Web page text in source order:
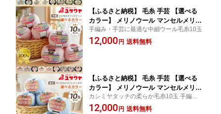
【ふるさと納税】 毛糸 手芸 【選べる
カラー】 メリノウール マンセルメリノ
クイーン マンセルメリノメランジクイ
ーン（中細） 10玉セット [ユザワヤ 愛
手編み・手芸に最適な中細ウール毛糸10玉
12,000円 送料無料
【ふるさと納税】 毛糸 手芸 【選べる
カラー】 メリノウール マンセルメリノ
レインボウ マンセルメリノメランジレ
インボウ （並太） 10玉セット [ユザワ
カシミヤタッチの柔らか毛糸10玉 手編み・
手芸に
12,000円 送料無料